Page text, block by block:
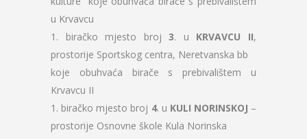
u Krvavcu
1. biračko mjesto broj3. u KRVAVCU II,
prostorije Sportskog centra, Neretvanska bb
koje obuhvaća birače s prebivalištem u
Krvavcu II
1. biračko mjesto broj 4. u KULI NORINSKOJ –
prostorije Osnovne škole Kula Norinska